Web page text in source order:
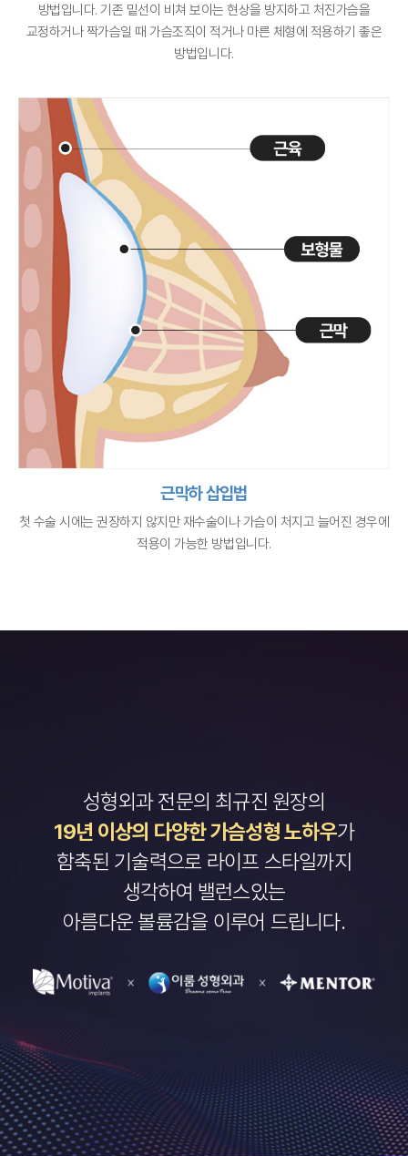
방법입니다.기존 밑선이 비쳐 보이는 현상을 방지하고 처진가슴을
교정하거나 짝가슴일 때가슴조직이 적거나 마른 체형에 적용하기 좋은
방법입니다.
근막하 삽입법
첫 수술 시에는 권장하지 않지만 재수술이나가슴이 처지고 늘어진 경우에
적용이 가능한 방법입니다.
성형외과 전문의 최규진 원장의
19년 이상의 다양한 가슴성형 노하우가
함축된 기술력으로 라이프 스타일까지
생각하여 밸런스있는
아름다운 볼륨감을 이루어 드립니다.